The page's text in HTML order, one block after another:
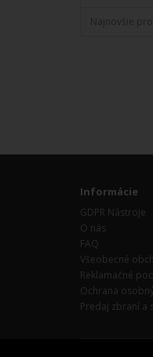
Najnovšie
Informácie
GDPR Nástroje
O nás
FAQ
Všeobecné
Reklamačné
Ochrana
Predaj zbraní a